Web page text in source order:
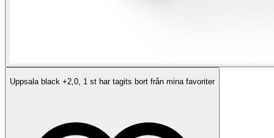
Uppsala black +2,0, 1 st har tagits bort från mina favoriter